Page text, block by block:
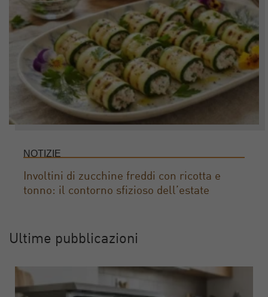
NOTIZIE
Involtini di zucchine freddi con ricotta e
tonno: il contorno sfizioso dell’estate
Ultime pubblicazioni